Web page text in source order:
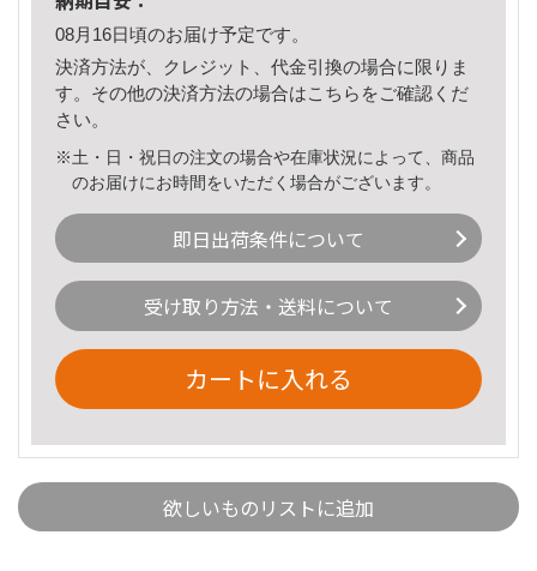
08月16日頃のお届け予定です。
決済方法が、クレジット、代金引換の場合に限りま
す。その他の決済方法の場合はこちら をご確認くだ
さい。
※土・日・祝日の注文の場合や在庫状況によって、商品
のお届けにお時間をいただく場合がございます。
即日出荷条件について
受け取り方法・送料について
カートに入れる
欲しいものリストに追加